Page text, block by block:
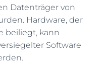
Datenträger von
Hardware, der
beiliegt, kann
Software